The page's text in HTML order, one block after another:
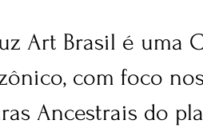
Art Brasil é uma
com foco
Ancestrais do